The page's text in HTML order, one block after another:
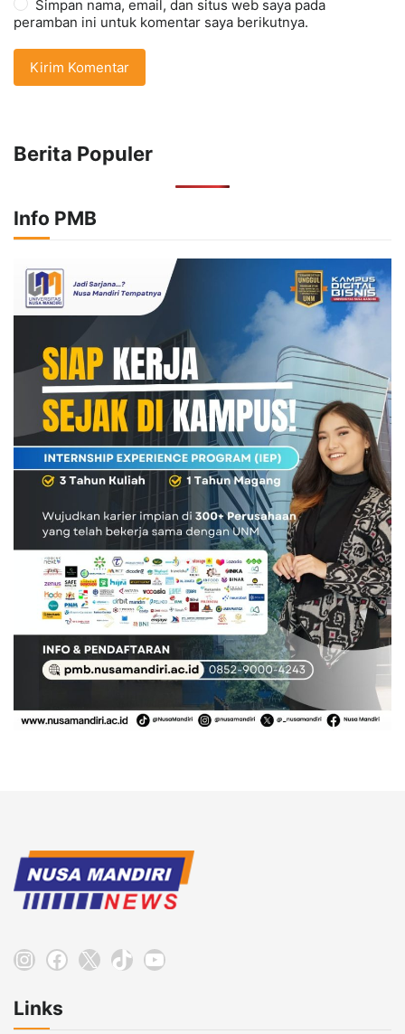
Simpan nama, email, dan situs web saya pada
peramban ini untuk komentar saya berikutnya.
Berita Populer
Info PMB
Instagram
Facebook
X TikTokYouTube
Links